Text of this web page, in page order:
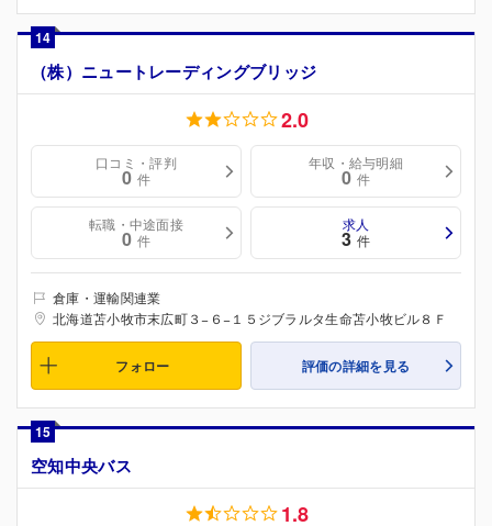
14
（株）ニュートレーディングブリッジ
2.0
口コミ・評判
0 件
年収・給与明細
0 件
転職・中途面接
0 件
求人
3 件
倉庫・運輸関連業
北海道苫小牧市末広町３−６−１５ジブラルタ生命苫小牧ビル８Ｆ
フォロー 評価の詳細を見る
15
空知中央バス
1.8